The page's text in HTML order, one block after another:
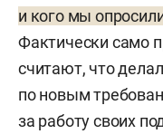
и кого мы
Фактически само
считают, что
по новым
за работу своих